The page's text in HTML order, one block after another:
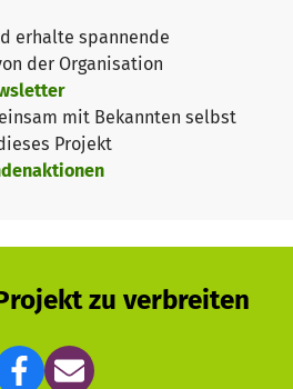
am Laufen zu halten!
Euro hilft.
erhalte spannende
der Organisation
mit Bekannten selbst
Projekt
zu verbreiten